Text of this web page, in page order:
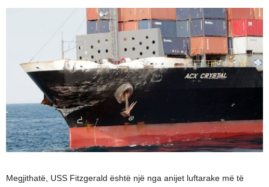
Megjithatë, USS Fitzgerald është një nga anijet luftarake më të